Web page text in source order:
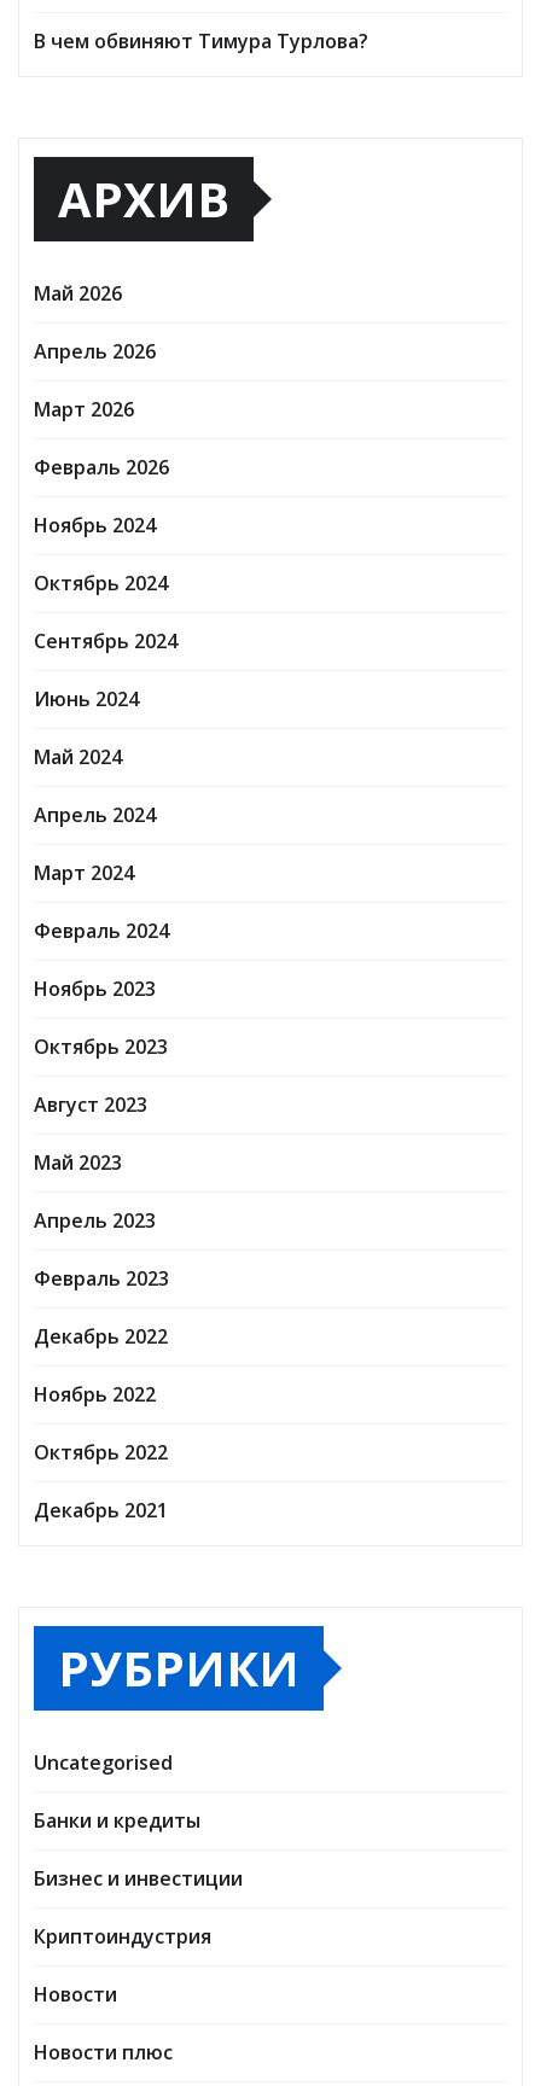
Обзор онлайн-займов: условия выдачи,
процентные ставки и требования к заемщикам
В чем обвиняют Тимура Турлова?
АРХИВ
Май 2026
Апрель 2026
Март 2026
Февраль 2026
Ноябрь 2024
Октябрь 2024
Сентябрь 2024
Июнь 2024
Май 2024
Апрель 2024
Март 2024
Февраль 2024
Ноябрь 2023
Октябрь 2023
Август 2023
Май 2023
Апрель 2023
Февраль 2023
Декабрь 2022
Декабрь 2021
РУБРИКИ
Uncategorised
Банки и кредиты
Бизнес и инвестиции